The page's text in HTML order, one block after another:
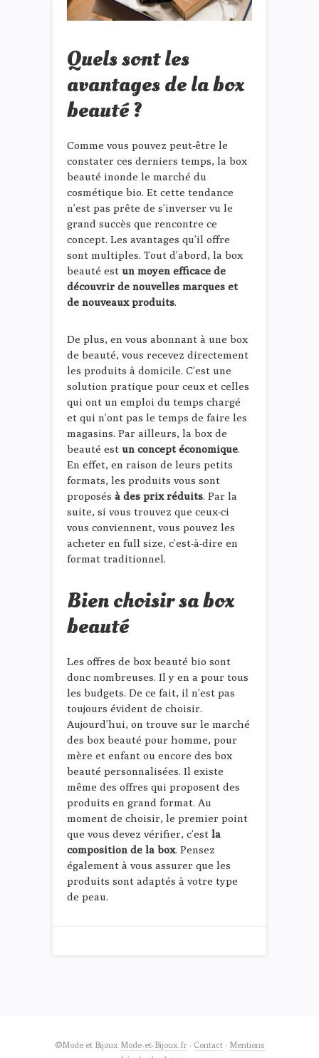
Quels sont les
avantages de la box
beauté ?
Comme vous pouvez peut-être le
constater ces derniers temps, la box
beauté inonde le marché du
cosmétique bio. Et cette tendance
n’est pas prête de s’inverser vu le
grand succès que rencontre ce
concept. Les avantages qu’il offre
sont multiples. Tout d’abord, la box
beauté est un moyen efficace de
découvrir de nouvelles marques et
de nouveaux produits.
De plus, en vous abonnant à une box
de beauté, vous recevez directement
les produits à domicile. C’est une
solution pratique pour ceux et celles
qui ont un emploi du temps chargé
et qui n’ont pas le temps de faire les
magasins. Par ailleurs, la box de
beauté est un concept économique.
En effet, en raison de leurs petits
formats, les produits vous sont
proposés à des prix réduits. Par la
suite, si vous trouvez que ceux-ci
vous conviennent, vous pouvez les
acheter en full size, c’est-à-dire en
format traditionnel.
Bien choisir sa box
beauté
Les offres de box beauté bio sont
donc nombreuses. Il y en a pour tous
les budgets. De ce fait, il n’est pas
toujours évident de choisir.
Aujourd’hui, on trouve sur le marché
des box beauté pour homme, pour
mère et enfant ou encore des box
beauté personnalisées. Il existe
même des offres qui proposent des
produits en grand format. Au
moment de choisir, le premier point
que vous devez vérifier, c’est la
composition de la box. Pensez
également à vous assurer que les
produits sont adaptés à votre type
de peau.
©Mode et Bijoux Mode-et-Bijoux.fr· Contact· Mentions